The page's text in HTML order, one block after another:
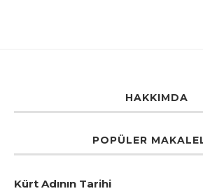
HAKKIMDA
POPÜLER
Kürt Adının Tarihi